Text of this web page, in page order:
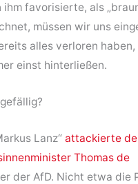
favorisierte, als
müssen wir uns
alles verloren haben,
einst hinterließen.
Lanz“ attackierte
Thomas de
der AfD. Nicht etwa die